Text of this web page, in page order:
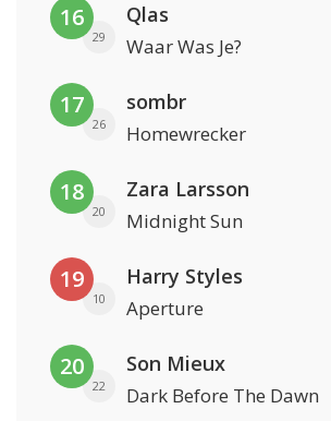
16
29
Qlas
Waar Was Je?
17
26
sombr
Homewrecker
18
20
Zara Larsson
Midnight Sun
19
10
Harry Styles
Aperture
20
22
Son Mieux
Dark Before The Dawn